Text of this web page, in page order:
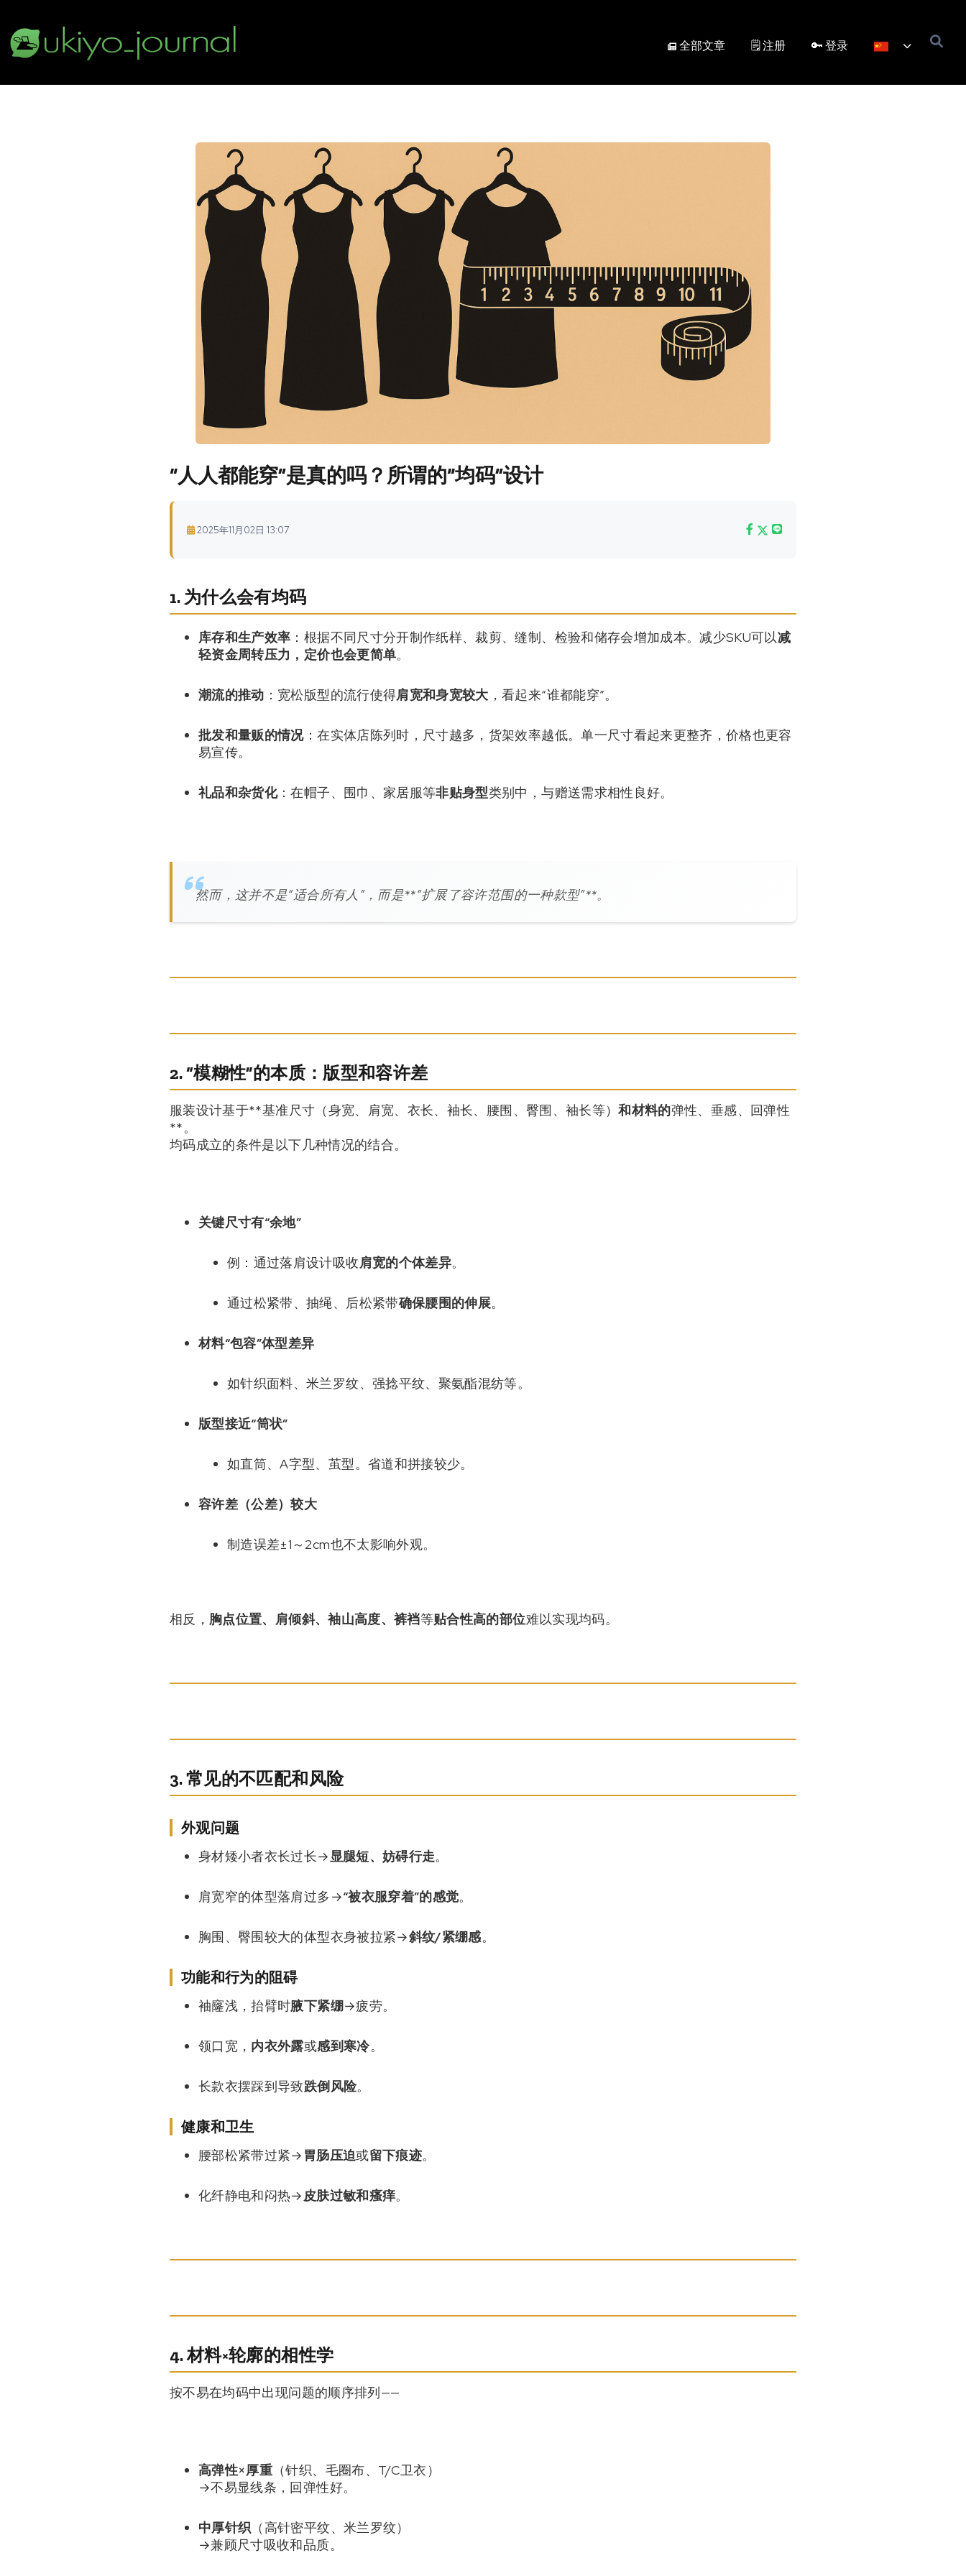
全部文章 🗒️ 注册 🔑 登录
“人人都能穿”是真的吗？所谓的“均码”设计
2025年11月02日 13:07
1. 为什么会有均码
库存和生产效率 ：根据不同尺寸分开制作纸样、裁剪、缝制、检验和储存会增加成本。减少SKU可以减
轻资金周转压力，定价也会更简单。
潮流的推动 ：宽松版型的流行使得肩宽和身宽较大 ，看起来“谁都能穿”。
批发和量贩的情况：在实体店陈列时，尺寸越多，货架效率越低。单一尺寸看起来更整齐，价格也更容
易宣传。
礼品和杂货化：在帽子、围巾、家居服等非贴身型类别中，与赠送需求相性良好。
然而，这并不是“适合所有人”，而是**“扩展了容许范围的一种款型”**。
2. “模糊性”的本质：版型和容许差
服装设计基于**基准尺寸（身宽、肩宽、衣长、袖长、腰围、臀围、袖长等）和材料的弹性、垂感、回弹性
**。
均码成立的条件是以下几种情况的结合。
关键尺寸有“余地”
例：通过落肩设计吸收肩宽的个体差异。
通过松紧带、抽绳、后松紧带确保腰围的伸展。
材料“包容”体型差异
如针织面料、米兰罗纹、强捻平纹、聚氨酯混纺等。
版型接近“筒状”
如直筒、A字型、茧型。省道和拼接较少。
容许差（公差）较大
制造误差±1～2cm也不太影响外观。
相反， 胸点位置、肩倾斜、袖山高度、裤裆等贴合性高的部位难以实现均码。
3. 常见的不匹配和风险
外观问题
身材矮小者衣长过长→显腿短、妨碍行走。
肩宽窄的体型落肩过多→“被衣服穿着”的感觉。
胸围、臀围较大的体型衣身被拉紧→斜纹/紧绷感。
功能和行为的阻碍
袖窿浅，抬臂时腋下紧绷→疲劳。
领口宽， 内衣外露或感到寒冷。
长款衣摆踩到导致跌倒风险。
健康和卫生
腰部松紧带过紧→ 胃肠压迫或留下痕迹。
化纤静电和闷热→皮肤过敏和瘙痒。
4. 材料×轮廓的相性学
按不易在均码中出现问题的顺序排列——
高弹性×厚重 （针织、毛圈布、T/C卫衣）
→不易显线条，回弹性好。
中厚针织 （高针密平纹、米兰罗纹）
→兼顾尺寸吸收和品质。